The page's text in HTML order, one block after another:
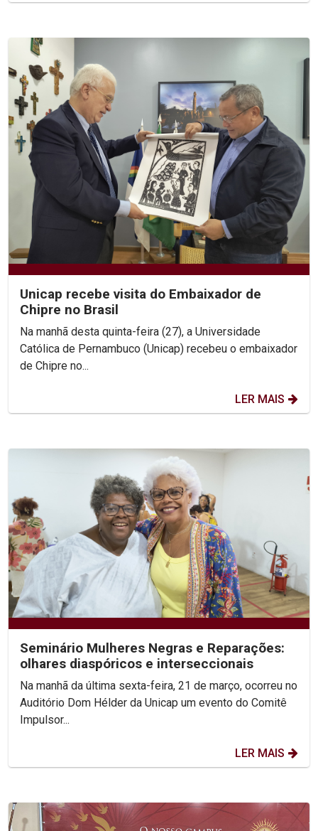
Unicap recebe visita do Embaixador de
Chipre no Brasil
Na manhã desta quinta-feira (27), a Universidade
Católica de Pernambuco (Unicap) recebeu o embaixador
de Chipre no...
LER MAIS
Seminário Mulheres Negras e Reparações:
olhares diaspóricos e interseccionais
Na manhã da última sexta-feira, 21 de março, ocorreu no
Auditório Dom Hélder da Unicap um evento do Comitê
Impulsor...
LER MAIS